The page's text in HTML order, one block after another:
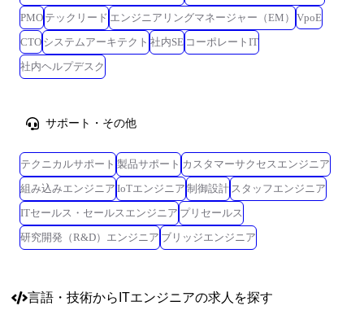
PMO テックリード エンジニアリングマネージャー（EM）
VpoE
CTO システムアーキテクト 社内SE コーポレートIT
社内ヘルプデスク
サポート・その他
テクニカルサポート 製品サポート カスタマーサクセスエンジニア
組み込みエンジニア IoTエンジニア 制御設計 スタッフエンジニア
ITセールス・セールスエンジニア プリセールス
研究開発（R&D）エンジニア ブリッジエンジニア
言語・技術からITエンジニアの求人を探す